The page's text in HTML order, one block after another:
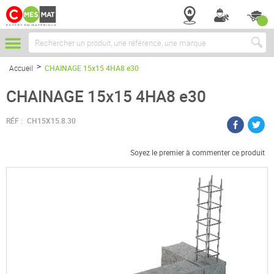
Chercher
Accueil CHAINAGE 15x15 4HA8 e30
CHAINAGE 15x15 4HA8 e30
RÉF : CH15X15.8.30
Soyez le premier à commenter ce produit
Passer